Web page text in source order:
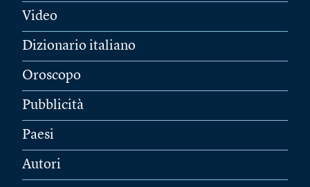
Video
Dizionario italiano
Oroscopo
Pubblicità
Paesi
Autori